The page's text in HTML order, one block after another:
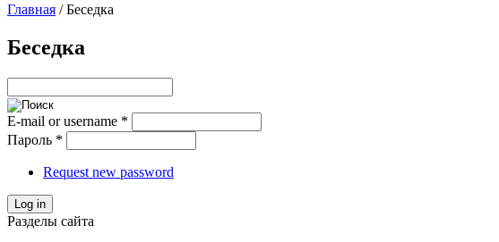
Главная / Беседка
Беседка
E-mail or username *
Пароль *
Request new password
Log in
Разделы сайта